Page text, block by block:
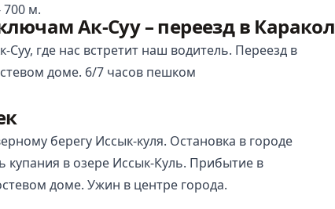
700 м.
Ак-Суу – переезд в Каракол
где нас встретит наш водитель. Переезд в
доме. 6/7 часов пешком
берегу Иссык-куля. Остановка в городе
купания в озере Иссык-Куль. Прибытие в
доме. Ужин в центре города.